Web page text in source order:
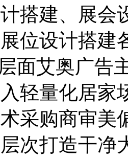
搭建、展会
位设计搭建
面艾奥广告
轻量化居家
采购商审美
次打造干净